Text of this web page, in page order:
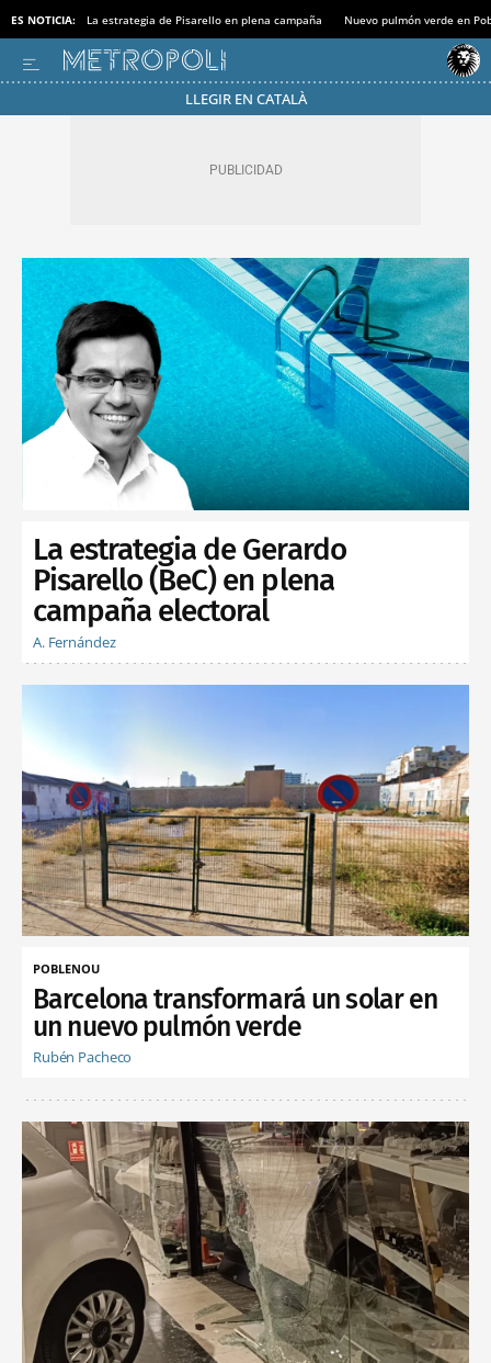
ES NOTICIA: La estrategia de Pisarello en plena campaña Nuevo pulmón verde en
LLEGIR EN CATALÀ
La estrategia de Gerardo
Pisarello (BeC) en plena
campaña electoral
A. Fernández
POBLENOU
Barcelona transformará un solar en
un nuevo pulmón verde
Rubén Pacheco